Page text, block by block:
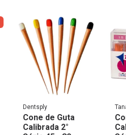
Dentsply
Cone de Guta
Calibrada 2°